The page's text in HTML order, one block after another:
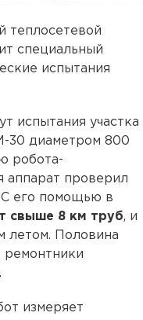
теплосетевой
специальный
испытания
испытания участка
30 диаметром 800
робота-
аппарат проверил
С его помощью в
свыше 8 км труб, и
летом. Половина
ремонтники
измеряет